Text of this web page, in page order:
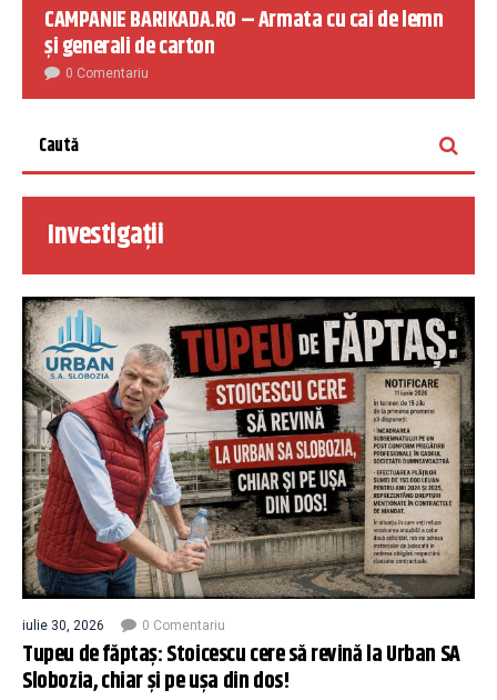
CAMPANIE BARIKADA.RO – Armata cu cai de lemn
și generali de carton
0 Comentariu
Investigații
iulie 30, 2026 0 Comentariu
Tupeu de făptaș: Stoicescu cere să revină la Urban SA
Slobozia, chiar și pe ușa din dos!